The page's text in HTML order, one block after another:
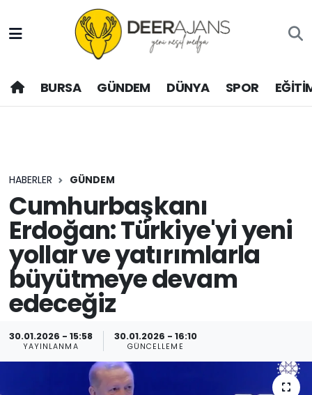
BURSA GÜNDEM DÜNYA SPOR
HABERLER GÜNDEM
Cumhurbaşkanı
Erdoğan: Türkiye'yi yeni
yollar ve yatırımlarla
büyütmeye devam
edeceğiz
30.01.2026 - 15:58
YAYINLANMA
30.01.2026 - 16:10
GÜNCELLEME
Hava Durumu
Trafik Durumu
Son Dakika Haberleri
Haber Arşivi